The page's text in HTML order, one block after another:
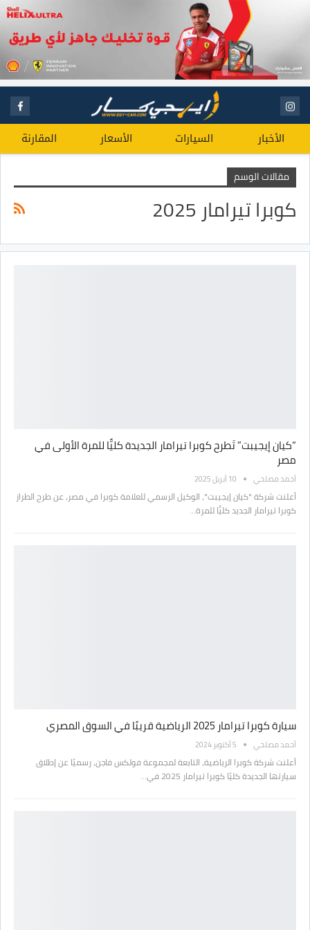
الأخبار السيارات الأسعار المقارنة
مقالات الوسم
كوبرا تيرامار 2025
“كيان إيجيبت” تَطرح كوبرا تيرامار الجديدة كليًّا للمرة الأولى في
مصر
أحمد مصلحي 10 أبريل 2025
أعلنت شركة "كيان إيجيبت"، الوكيل الرسمي للعلامة كوبرا في مصر، عن طرح الطراز
كوبرا تيرامار الجديد كليًّا للمرة…
سيارة كوبرا تيرامار 2025 الرياضية قريبًا في السوق المصري
أحمد مصلحي 5 أكتوبر 2024
أعلنت شركة كوبرا الرياضية، التابعة لمجموعة فولكس فاجن، رسميًا عن إطلاق
سيارتها الجديدة كليًا كوبرا تيرامار 2025 في…